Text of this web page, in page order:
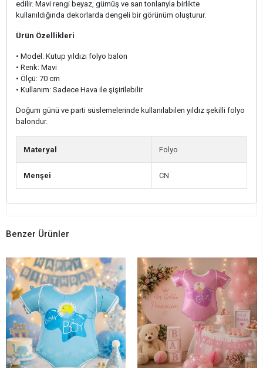
edilir. Mavi rengi beyaz, gümüş ve sarı tonlarıyla birlikte
kullanıldığında dekorlarda dengeli bir görünüm oluşturur.
Ürün Özellikleri
• Model: Kutup yıldızı folyo balon
• Renk: Mavi
• Ölçü: 70 cm
• Kullanım: Sadece Hava ile şişirilebilir
Doğum günü ve parti süslemelerinde kullanılabilen yıldız şekilli folyo
balondur.
Materyal Folyo
Menşei CN
Benzer Ürünler